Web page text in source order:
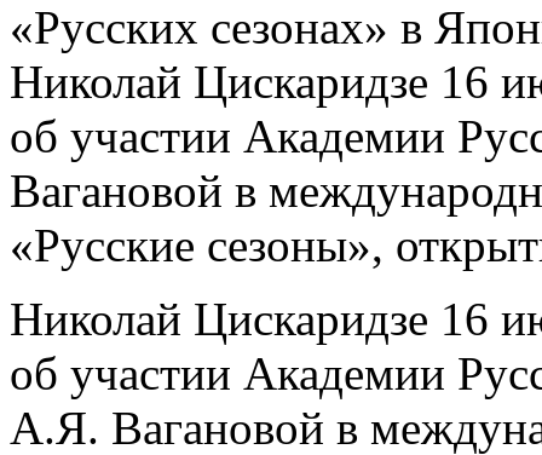
«Русских сезонах» в
Николай Цискаридзе 16
об участии Академии
Вагановой в
«Русские сезоны»,
Николай Цискаридзе 16
об участии Академии
А.Я. Вагановой в